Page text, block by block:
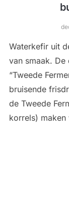
Waterkefir uit
van smaak. De
“Tweede
bruisende
de Tweede
korrels)